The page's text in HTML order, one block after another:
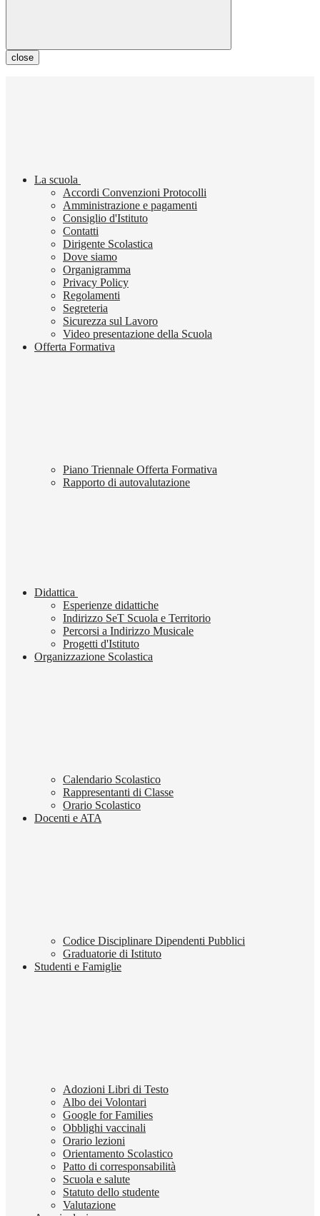
close
La scuola
Accordi Convenzioni Protocolli
Amministrazione e pagamenti
Consiglio d'Istituto
Contatti
Dirigente Scolastica
Dove siamo
Organigramma
Privacy Policy
Regolamenti
Segreteria
Sicurezza sul Lavoro
Video presentazione della Scuola
Offerta Formativa
Piano Triennale Offerta Formativa
Rapporto di autovalutazione
Didattica
Esperienze didattiche
Indirizzo SeT Scuola e Territorio
Percorsi a Indirizzo Musicale
Progetti d'Istituto
Organizzazione Scolastica
Calendario Scolastico
Rappresentanti di Classe
Orario Scolastico
Docenti e ATA
Codice Disciplinare Dipendenti Pubblici
Graduatorie di Istituto
Studenti e Famiglie
Adozioni Libri di Testo
Albo dei Volontari
Google for Families
Obblighi vaccinali
Orario lezioni
Orientamento Scolastico
Patto di corresponsabilità
Scuola e salute
Statuto dello studente
Valutazione